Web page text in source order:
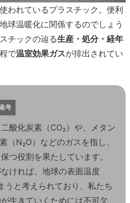
われているプラスチック。便利
球温暖化に関係するのでしょう
チックの辿る生産・処分・経年
で温室効果ガスが排出されてい
考
酸化炭素（CO₂）や、メタン
（N₂O）などのガスを指し、
つ役割を果たしています。
ければ、地球の表面温度
うと考えられており、私たち
生きていくためには不可欠